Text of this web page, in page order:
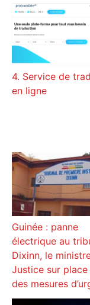
4. Service de
en ligne
Guinée : panne
électrique au
Dixinn, le
Justice sur
des mesures